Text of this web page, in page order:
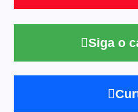
Siga o